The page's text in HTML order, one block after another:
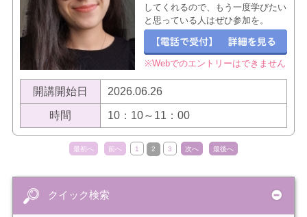
してくれるので、もう一度学びたい
と思っている人はぜひ参加を。
※Webでのエントリーはできません
開講開始日 2026.06.26
時間 10：10～11：00
最初へ 前へ 1 2 3 次へ 最後へ
クイック検索